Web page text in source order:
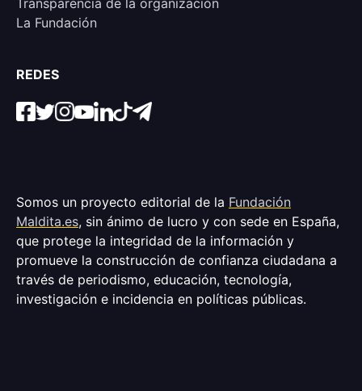
Transparencia de la organización
La Fundación
REDES
Somos un proyecto editorial de la Fundación
Maldita.es, sin ánimo de lucro y con sede en España,
que protege la integridad de la información y
promueve la construcción de confianza ciudadana a
través de periodismo, educación, tecnología,
investigación e incidencia en políticas públicas.